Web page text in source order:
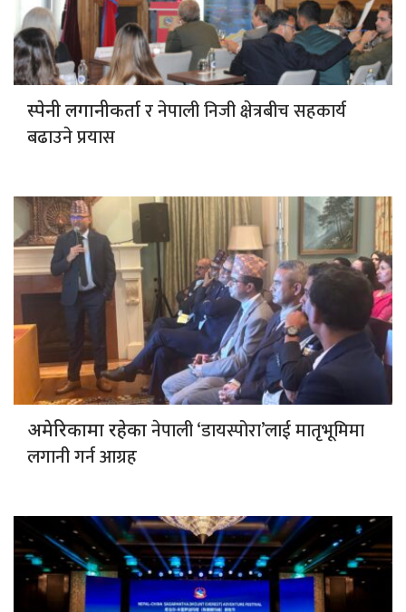
स्पेनी लगानीकर्तार नेपाली निजी क्षेत्रबीच सहकार्य
बढाउने प्रयास
अमेरिकामा रहेकानेपाली ‘डायस्पोरा’लाई मातृभूमिमा
लगानी गर्न आग्रह